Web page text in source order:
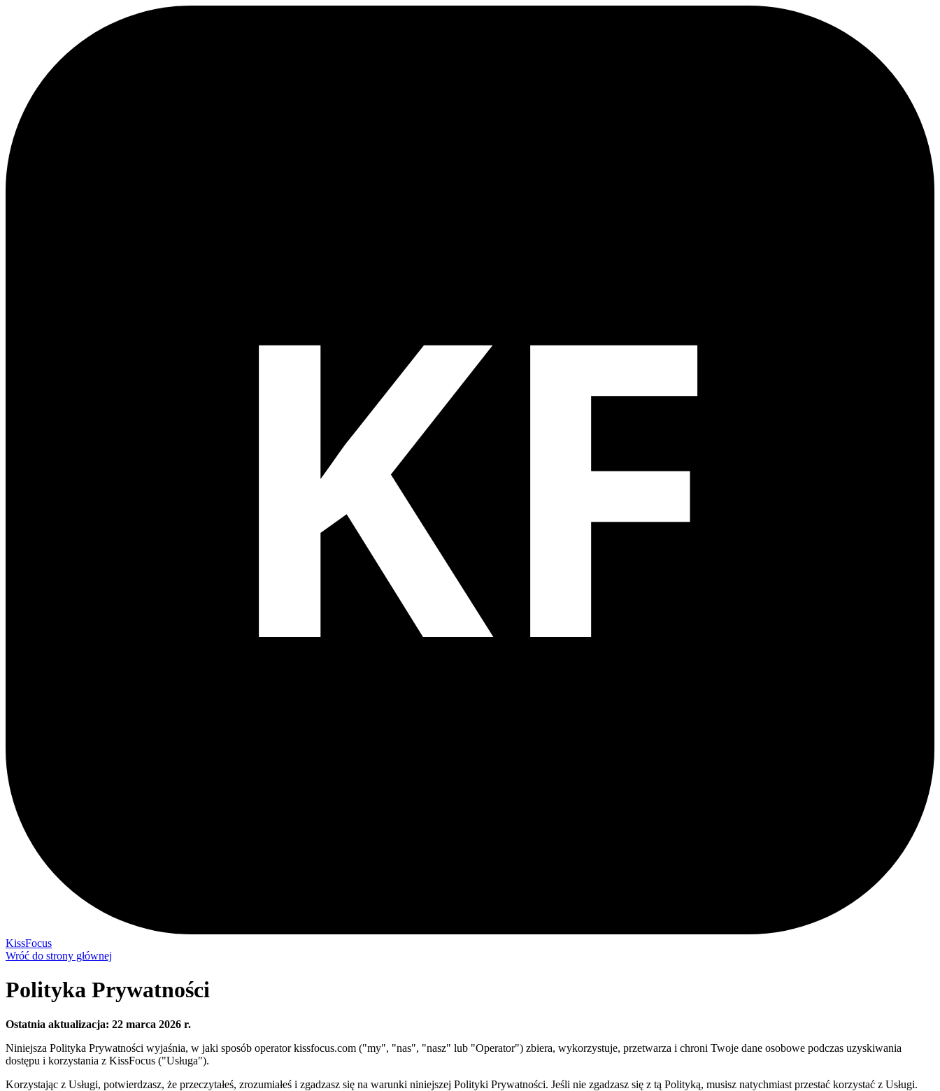
KissFocus
Wróć do strony głównej
Polityka Prywatności
Ostatnia aktualizacja: 22 marca 2026 r.
Niniejsza Polityka Prywatności wyjaśnia, w jaki sposób operator kissfocus.com ("my", "nas", "nasz" lub "Operator") zbiera, wykorzystuje, przetwarza i chroni Twoje dane osobowe podczas uzyskiwania
dostępu i korzystania z KissFocus ("Usługa").
Korzystając z Usługi, potwierdzasz, że przeczytałeś, zrozumiałeś i zgadzasz się na warunki niniejszej Polityki Prywatności. Jeśli nie zgadzasz się z tą Polityką, musisz natychmiast przestać korzystać z Usługi.